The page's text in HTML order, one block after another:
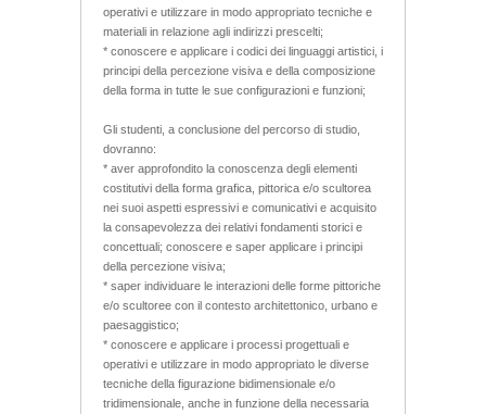
operativi e utilizzare in modo appropriato tecniche e
materiali in relazione agli indirizzi prescelti;
* conoscere e applicare i codici dei linguaggi artistici, i
principi della percezione visiva e della composizione
della forma in tutte le sue configurazioni e funzioni;
Gli studenti, a conclusione del percorso di studio,
dovranno:
* aver approfondito la conoscenza degli elementi
costitutivi della forma grafica, pittorica e/o scultorea
nei suoi aspetti espressivi e comunicativi e acquisito
la consapevolezza dei relativi fondamenti storici e
concettuali; conoscere e saper applicare i principi
della percezione visiva;
* saper individuare le interazioni delle forme pittoriche
e/o scultoree con il contesto architettonico, urbano e
paesaggistico;
* conoscere e applicare i processi progettuali e
operativi e utilizzare in modo appropriato le diverse
tecniche della figurazione bidimensionale e/o
tridimensionale, anche in funzione della necessaria